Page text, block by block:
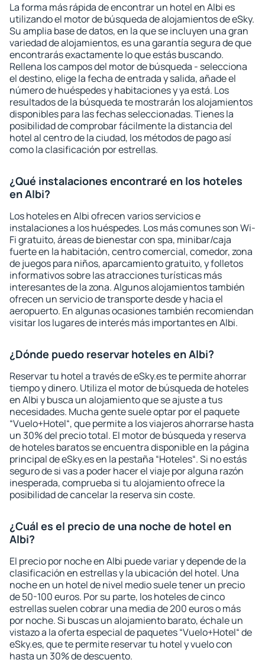
La forma más rápida de encontrar un hotel en Albi es
utilizando el motor de búsqueda de alojamientos de eSky.
Su amplia base de datos, en la que se incluyen una gran
variedad de alojamientos, es una garantía segura de que
encontrarás exactamente lo que estás buscando.
Rellena los campos del motor de búsqueda - selecciona
el destino, elige la fecha de entrada y salida, añade el
número de huéspedes y habitaciones y ya está. Los
resultados de la búsqueda te mostrarán los alojamientos
disponibles para las fechas seleccionadas. Tienes la
posibilidad de comprobar fácilmente la distancia del
hotel al centro de la ciudad, los métodos de pago así
como la clasificación por estrellas.
¿Qué instalaciones encontraré en los hoteles
en Albi?
Los hoteles en Albi ofrecen varios servicios e
instalaciones a los huéspedes. Los más comunes son Wi-
Fi gratuito, áreas de bienestar con spa, minibar/caja
fuerte en la habitación, centro comercial, comedor, zona
de juegos para niños, aparcamiento gratuito, y folletos
informativos sobre las atracciones turísticas más
interesantes de la zona. Algunos alojamientos también
ofrecen un servicio de transporte desde y hacia el
aeropuerto. En algunas ocasiones también recomiendan
visitar los lugares de interés más importantes en Albi.
¿Dónde puedo reservar hoteles en Albi?
Reservar tu hotel a través de eSky.es te permite ahorrar
tiempo y dinero. Utiliza el motor de búsqueda de hoteles
en Albi y busca un alojamiento que se ajuste a tus
necesidades. Mucha gente suele optar por el paquete
“Vuelo+Hotel“, que permite a los viajeros ahorrarse hasta
un 30% del precio total. El motor de búsqueda y reserva
de hoteles baratos se encuentra disponible en la página
principal de eSky.es en la pestaña “Hoteles“. Si no estás
seguro de si vas a poder hacer el viaje por alguna razón
inesperada, comprueba si tu alojamiento ofrece la
posibilidad de cancelar la reserva sin coste.
¿Cuál es el precio de una noche de hotel en
Albi?
El precio por noche en Albi puede variar y depende de la
clasificación en estrellas y la ubicación del hotel. Una
noche en un hotel de nivel medio suele tener un precio
de 50-100 euros. Por su parte, los hoteles de cinco
estrellas suelen cobrar una media de 200 euros o más
por noche. Si buscas un alojamiento barato, échale un
vistazo a la oferta especial de paquetes “Vuelo+Hotel“ de
eSky.es, que te permite reservar tu hotel y vuelo con
hasta un 30% de descuento.